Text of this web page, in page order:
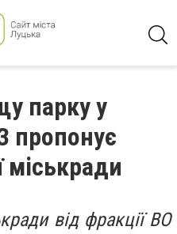
парку у
пропонує
міськради
від фракції ВО